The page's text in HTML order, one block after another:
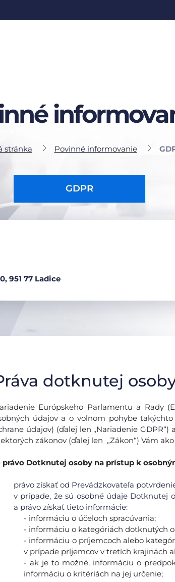
stránka Povinné informovanie
GDPR
951 77 Ladice
dotknutej
Európskeho Parlamentu a Rady
údajov a o voľnom pohybe
údajov) (ďalej len „Nariadenie
zákonov (ďalej len „Zákon“) Vám
právo Dotknutej osoby na prístup k
právo získať od Prevádzkovateľa
v prípade, že sú osobné údaje Dotknutej
a právo získať tieto informácie:
- informáciu o účeloch spracúvania;
- informáciu o kategóriách dotknutých
- informáciu o príjemcoch alebo
v prípade príjemcov v tretích krajinách
- ak je to možné, informáciu o
informáciu o kritériách na jej určenie;